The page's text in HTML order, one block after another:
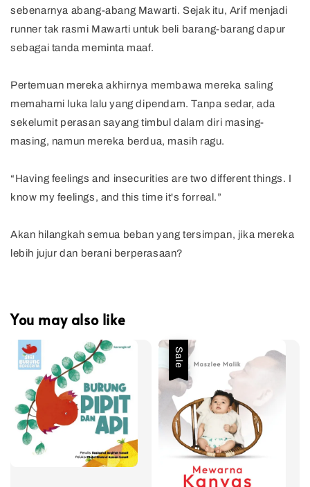
sebenarnya abang-abang Mawarti. Sejak itu, Arif menjadi
runner tak rasmi Mawarti untuk beli barang-barang dapur
sebagai tanda meminta maaf.
Pertemuan mereka akhirnya membawa mereka saling
memahami luka lalu yang dipendam. Tanpa sedar, ada
sekelumit perasan sayang timbul dalam diri masing-
masing, namun mereka berdua, masih ragu.
“Having feelings and insecurities are two different things. I
know my feelings, and this time it's forreal.”
Akan hilangkah semua beban yang tersimpan, jika mereka
lebih jujur dan berani berperasaan?
You may also like
Sale